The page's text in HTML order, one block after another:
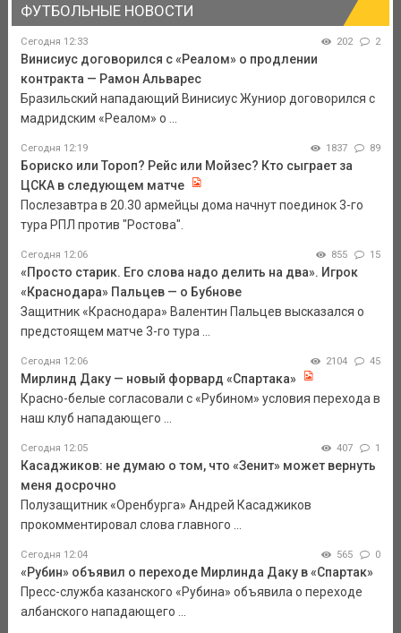
ФУТБОЛЬНЫЕ НОВОСТИ
Сегодня 12:33 202 2
Винисиус договорился с «Реалом» о продлении
контракта — Рамон Альварес
Бразильский нападающий Винисиус Жуниор договорился с
мадридским «Реалом» о ...
Сегодня 12:19 1837 89
Бориско или Тороп? Рейс или Мойзес? Кто сыграет за
ЦСКА в следующем матче
Послезавтра в 20.30 армейцы дома начнут поединок 3-го
тура РПЛ против "Ростова".
Сегодня 12:06 855 15
«Просто старик. Его слова надо делить на два». Игрок
«Краснодара» Пальцев — о Бубнове
Защитник «Краснодара» Валентин Пальцев высказался о
предстоящем матче 3-го тура ...
Сегодня 12:06 2104 45
Мирлинд Даку — новый форвард «Спартака»
Красно-белые согласовали с «Рубином» условия перехода в
наш клуб нападающего ...
Сегодня 12:05 407 1
Касаджиков: не думаю о том, что «Зенит» может вернуть
меня досрочно
Полузащитник «Оренбурга» Андрей Касаджиков
прокомментировал слова главного ...
Сегодня 12:04 565 0
«Рубин» объявил о переходе Мирлинда Даку в «Спартак»
Пресс-служба казанского «Рубина» объявила о переходе
албанского нападающего ...